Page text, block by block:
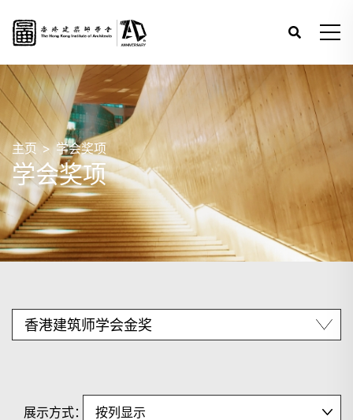
主页 学会奖项
学会奖项
展示方式：